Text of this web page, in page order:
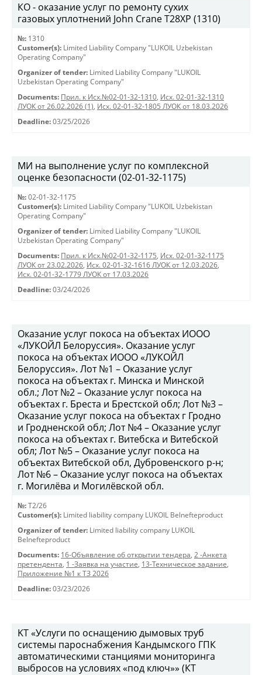
КО - оказание услуг по ремонту сухих
газовых уплотнений John Crane T28XP (1310)
№: 1310
Customer(s): Limited Liability Company "LUKOIL Uzbekistan
Operating Company"
Organizer of tender: Limited Liability Company "LUKOIL
Uzbekistan Operating Company"
Documents: Прил. к Исх.№02-01-32-1310, Исх. 02-01-32-1310
ЛУОК от 26.02.2026 (1), Исх. 02-01-32-1805 ЛУОК от 18.03.2026
Deadline: 03/25/2026
МИ на выполнение услуг по комплексной
оценке безопасности (02-01-32-1175)
№: 02-01-32-1175
Customer(s): Limited Liability Company "LUKOIL Uzbekistan
Operating Company"
Organizer of tender: Limited Liability Company "LUKOIL
Uzbekistan Operating Company"
Documents: Прил. к Исх.№02-01-32-1175, Исх. 02-01-32-1175
ЛУОК от 23.02.2026, Исх. 02-01-32-1616 ЛУОК от 12.03.2026,
Исх. 02-01-32-1779 ЛУОК от 17.03.2026
Deadline: 03/24/2026
Оказание услуг покоса на объектах ИООО
«ЛУКОЙЛ Белоруссия». Оказание услуг
покоса на объектах ИООО «ЛУКОЙЛ
Белоруссия». Лот №1 – Оказание услуг
покоса на объектах г. Минска и Минской
обл.; Лот №2 – Оказание услуг покоса на
объектах г. Бреста и Брестской обл; Лот №3 –
Оказание услуг покоса на объектах г Гродно
и Гродненской обл; Лот №4 – Оказание услуг
покоса на объектах г. Витебска и Витебской
обл; Лот №5 – Оказание услуг покоса на
объектах Витебской обл, Дубровенского р-н;
Лот №6 – Оказание услуг покоса на объектах
г. Могилёва и Могилёвской обл.
№: T2/26
Customer(s): Limited liability company LUKOIL Belnefteproduct
Organizer of tender: Limited liability company LUKOIL
Belnefteproduct
Documents: 16-Объявление об открытии тендера, 2 -Анкета
претендента, 1 -Заявка на участие, 13-Техническое задание,
Приложение №1 к ТЗ 2026
Deadline: 03/23/2026
KT «Услуги по оснащению дымовых труб
системы пароснабжения Кандымского ГПК
автоматическими станциями мониторинга
выбросов на условиях «под ключ»» (КТ